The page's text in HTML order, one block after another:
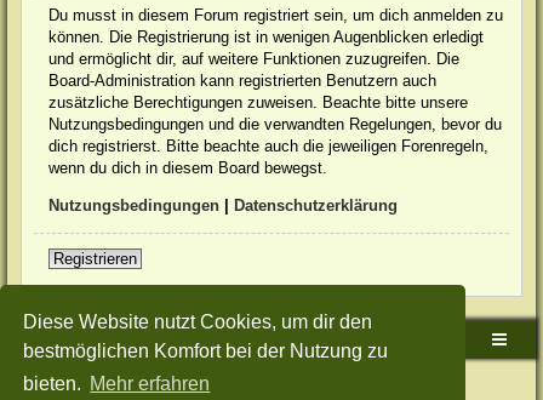
Diese Website nutzt Cookies, um dir den
bestmöglichen Komfort bei der Nutzung zu
bieten. Mehr erfahren
Du musst in diesem Forum registriert sein, um dich anmelden zu
können. Die Registrierung ist in wenigen Augenblicken erledigt
und ermöglicht dir, auf weitere Funktionen zuzugreifen. Die
Board-Administration kann registrierten Benutzern auch
zusätzliche Berechtigungen zuweisen. Beachte bitte unsere
Nutzungsbedingungen und die verwandten Regelungen, bevor du
dich registrierst. Bitte beachte auch die jeweiligen Forenregeln,
wenn du dich in diesem Board bewegst.
Nutzungsbedingungen Datenschutzerklärung
Registrieren
Sudden-Strike-Maps.de Hauptseite Foren-Übersicht
Powered byphpBB® Forum Software © phpBB Limited